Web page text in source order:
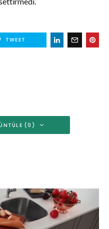
TWEET
(0)